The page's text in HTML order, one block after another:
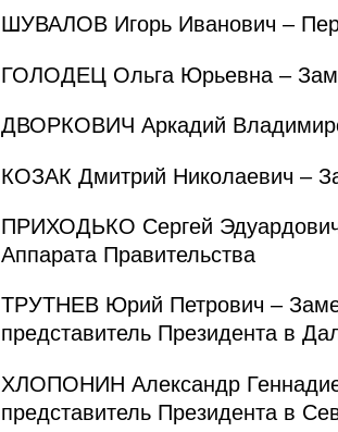
ШУВАЛОВ Игорь Иванович –
ГОЛОДЕЦ Ольга Юрьевна –
ДВОРКОВИЧ Аркадий
КОЗАК Дмитрий Николаевич –
ПРИХОДЬКО Сергей Эдуардович
Аппарата Правительства
ТРУТНЕВ Юрий Петрович –
представитель Президента в
ХЛОПОНИН Александр
представитель Президента в